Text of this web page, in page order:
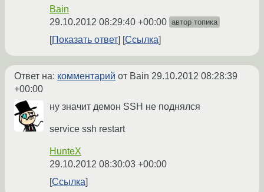
Bain
29.10.2012 08:29:40 +00:00 автор топика
Показать ответ Ссылка
Ответ на: комментарий от Bain 29.10.2012 08:28:39
+00:00
ну значит демон SSH не поднялся
service ssh restart
HunteX
29.10.2012 08:30:03 +00:00
Ссылка